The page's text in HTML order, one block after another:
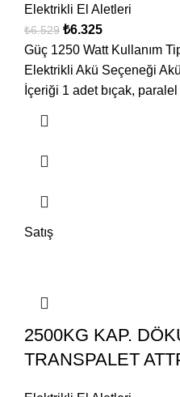
Elektrikli El Aletleri
₺6.529 ₺6.325
Güç 1250 Watt Kullanım
Elektrikli Akü Seçeneği
İçeriği 1 adet bıçak, paralel
Satış
2500KG KAP.
TRANSPALET